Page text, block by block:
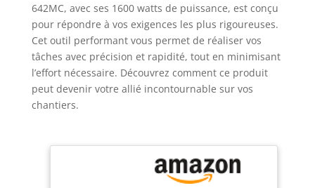
642MC, avec ses 1600 watts de puissance, est conçu
pour répondre à vos exigences les plus rigoureuses.
Cet outil performant vous permet de réaliser vos
tâches avec précision et rapidité, tout en minimisant
l’effort nécessaire. Découvrez comment ce produit
peut devenir votre allié incontournable sur vos
chantiers.